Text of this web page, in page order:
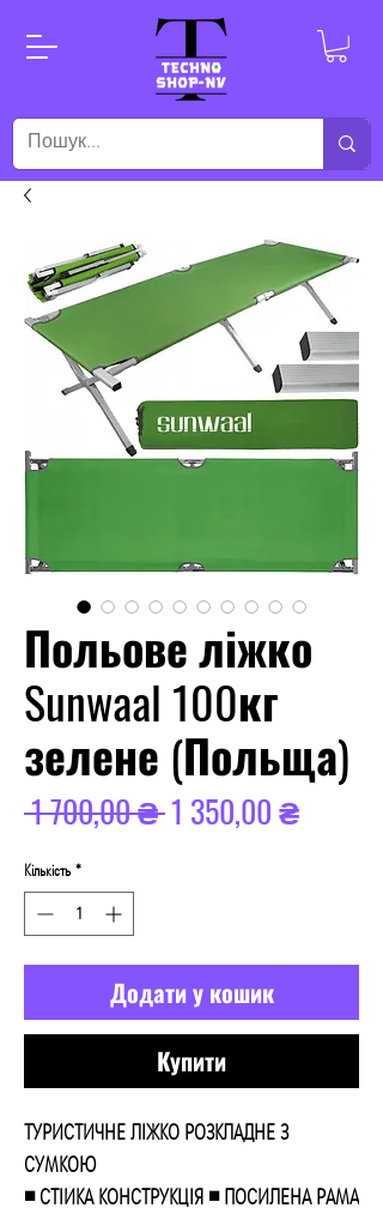
Польове ліжко
Sunwaal 100кг
зелене (Польща)
1 700,00 ₴ Звичайна
1 350,00 ₴За
Кількість *
Додати у кошик
Купити
ТУРИСТИЧНЕ ЛІЖКО РОЗКЛАДНЕ З
СУМКОЮ
◾ СТІЙКА КОНСТРУКЦІЯ ◾ ПОСИЛЕНА РАМА